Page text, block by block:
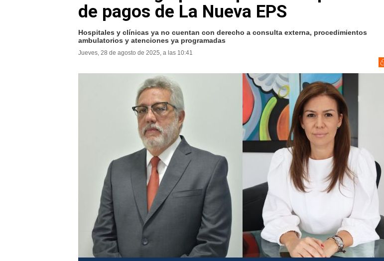
de pagos de La Nueva EPS
Hospitales y clínicas ya no cuentan con derecho a consulta externa, procedimientos
ambulatorios y atenciones ya programadas
Jueves, 28 de agosto de 2025, a las 10:41